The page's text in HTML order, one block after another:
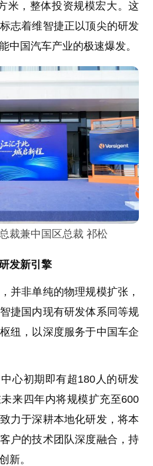
米，整体投资规模宏大。这
志着维智捷正以顶尖的研发
中国汽车产业的极速爆发。
裁兼中国区总裁 祁松
发新引擎
并非单纯的物理规模扩张，
捷国内现有研发体系同等规
纽，以深度服务于中国车企
心初期即有超180人的研发
来四年内将规模扩充至600
力于深耕本地化研发，将本
户的技术团队深度融合，持
新。